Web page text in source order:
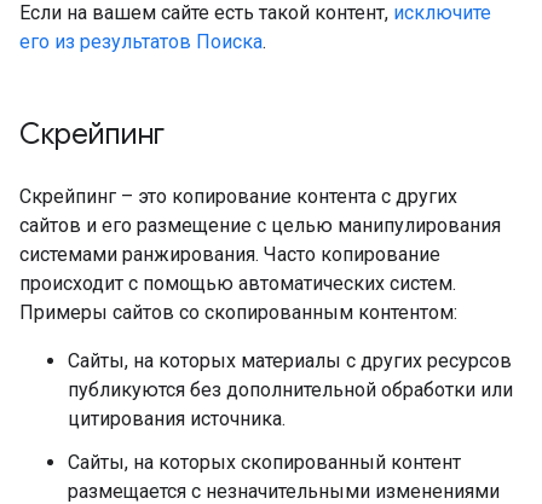
Если на вашем сайте есть такой контент, исключите
его из результатов Поиска.
Скрейпинг
Скрейпинг – это копирование контента с других
сайтов и его размещение с целью манипулирования
системами ранжирования. Часто копирование
происходит с помощью автоматических систем.
Примеры сайтов со скопированным контентом:
Сайты, на которых материалы с других ресурсов
публикуются без дополнительной обработки или
цитирования источника.
Сайты, на которых скопированный контент
размещается с незначительными изменениями